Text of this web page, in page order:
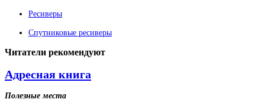
Ресиверы
Спутниковые ресиверы
Читатели рекомендуют
Адресная книга
Полезные места